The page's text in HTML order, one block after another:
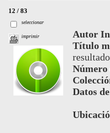
12 / 83
seleccionar
imprimir Autor
Título
Número
Datos